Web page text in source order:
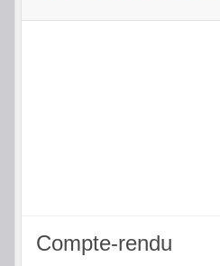
Compte-rendu